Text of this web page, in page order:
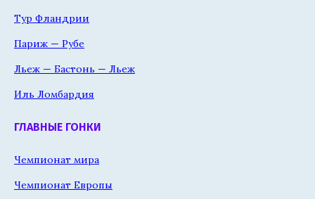
Тур Фландрии
Париж — Рубе
Льеж — Бастонь — Льеж
Иль Ломбардия
ГЛАВНЫЕ ГОНКИ
Чемпионат мира
Чемпионат Европы